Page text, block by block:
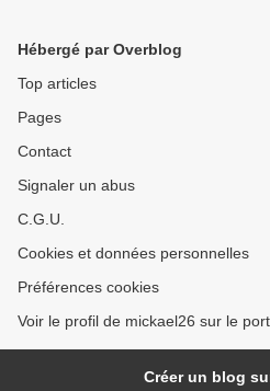
Hébergé par Overblog
Top articles
Pages
Contact
Signaler un abus
C.G.U.
Cookies et données personnelles
Préférences cookies
Voir le profil de mickael26 sur le
Créer un blog